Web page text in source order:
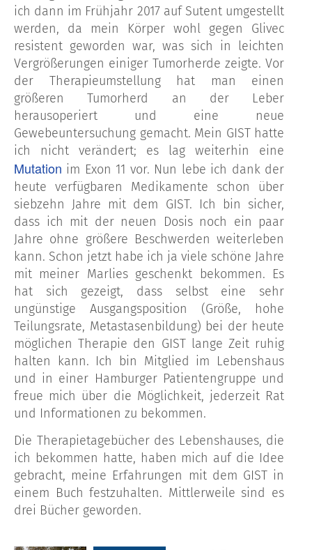
ich dann im Frühjahr 2017 auf Sutent umgestellt
werden, da mein Körper wohl gegen Glivec
resistent geworden war, was sich in leichten
Vergrößerungen einiger Tumorherde zeigte. Vor
der Therapieumstellung hat man einen
größeren Tumorherd an der Leber
herausoperiert und eine neue
Gewebeuntersuchung gemacht. Mein GIST hatte
ich nicht verändert; es lag weiterhin eine
Mutation im Exon 11 vor. Nun lebe ich dank der
heute verfügbaren Medikamente schon über
siebzehn Jahre mit dem GIST. Ich bin sicher,
dass ich mit der neuen Dosis noch ein paar
Jahre ohne größere Beschwerden weiterleben
kann. Schon jetzt habe ich ja viele schöne Jahre
mit meiner Marlies geschenkt bekommen. Es
hat sich gezeigt, dass selbst eine sehr
ungünstige Ausgangsposition (Größe, hohe
Teilungsrate, Metastasenbildung) bei der heute
möglichen Therapie den GIST lange Zeit ruhig
halten kann. Ich bin Mitglied im Lebenshaus
und in einer Hamburger Patientengruppe und
freue mich über die Möglichkeit, jederzeit Rat
und Informationen zu bekommen.
Die Therapietagebücher des Lebenshauses, die
ich bekommen hatte, haben mich auf die Idee
gebracht, meine Erfahrungen mit dem GIST in
einem Buch festzuhalten. Mittlerweile sind es
drei Bücher geworden.